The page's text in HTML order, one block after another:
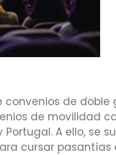
convenios de
de movilidad
Portugal. A ello,
cursar pasantías